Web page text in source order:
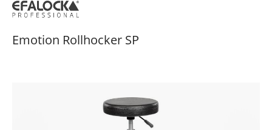
Emotion Rollhocker SP